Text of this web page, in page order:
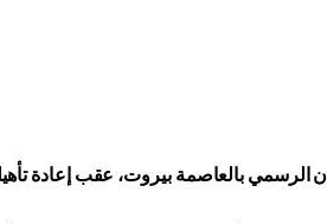
الرسمي بالعاصمة بيروت، عقب إعادة